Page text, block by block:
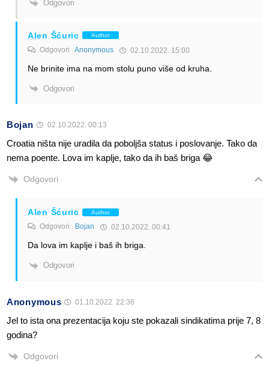
Odgovori
Alen Šćuric Author
Odgovori Anonymous 02.10.2022. 15:00
Ne brinite ima na mom stolu puno više od kruha.
Odgovori
Bojan 02.10.2022. 00:13
Croatia ništa nije uradila da poboljša status i poslovanje. Tako da
nema poente. Lova im kaplje, tako da ih baš briga 😂
Odgovori
Alen Šćuric Author
Odgovori Bojan 02.10.2022. 00:41
Da lova im kaplje i baš ih briga.
Odgovori
Anonymous 01.10.2022. 22:36
Jel to ista ona prezentacija koju ste pokazali sindikatima prije 7, 8
godina?
Odgovori